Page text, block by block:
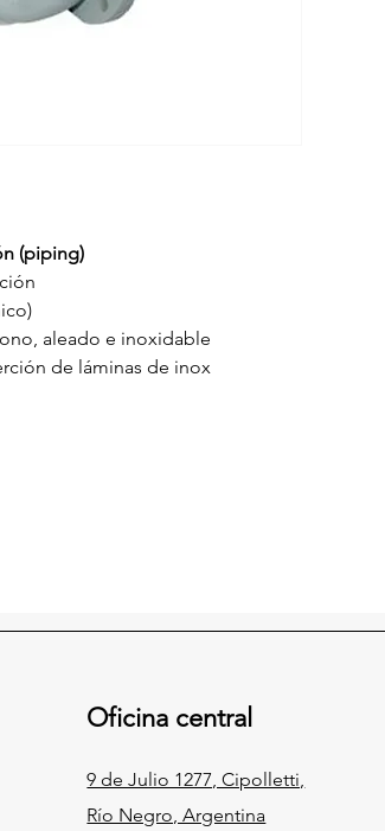
(piping)
aleado e inoxidable
de láminas de inox
Oficina central
9 de Julio 1277, Cipolletti,
Río Negro, Argentina